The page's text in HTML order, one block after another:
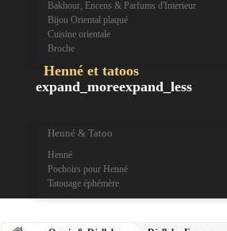
Bakhour, Encens & Parfums d'Interieur
Bijou Oriental plaqué
Cuisine orientale
Broche
Henné et tatoos
expand_moreexpand_less
Henné & Tatoo
Henné
Pochoirs pour Henné
Tatouage éphémère